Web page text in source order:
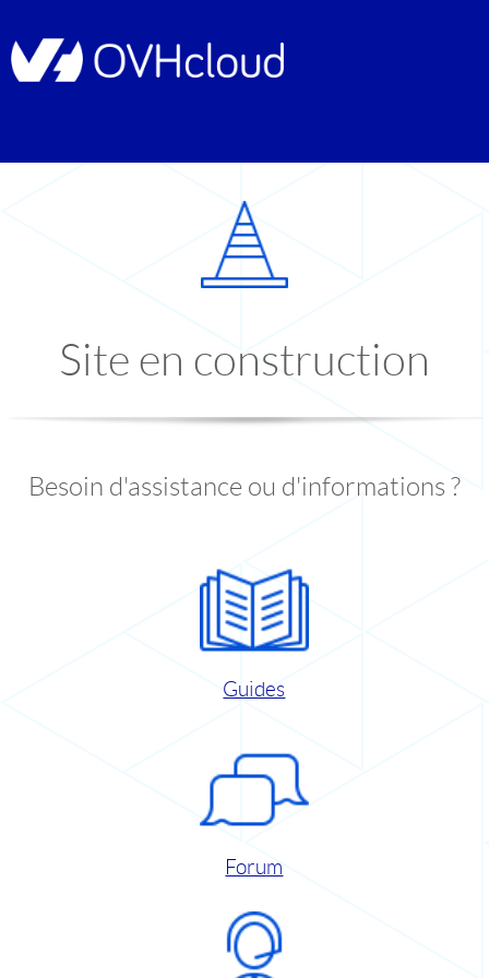
Site en construction
Besoin d'assistance ou d'informations ?
Guides
Forum